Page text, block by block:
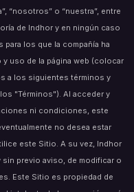
“nosotros” o “nuestra”, entre
de Indhor y en ningún caso
los que la compañía ha
uso de la página web (colocar
a los siguientes términos y
"Términos"). Al acceder y
ni condiciones, este
no desea estar
este Sitio. A su vez, Indhor
previo aviso, de modificar o
Este Sitio es propiedad de